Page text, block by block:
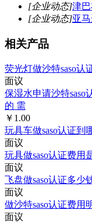
[企业动态]津
[企业动态]亚
相关产品
荧光灯做沙特saso认
面议
保湿水申请沙特saso
的 需
￥1.00
玩具车做saso认证到
面议
玩具做saso认证费用
面议
飞盘做saso认证多少
面议
做沙特saso认证费用
面议